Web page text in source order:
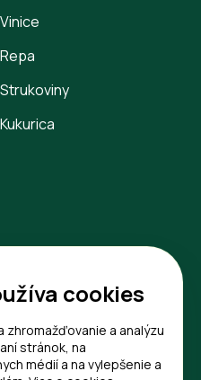
Vinice
Repa
Strukoviny
Kukurica
cookies
zhromažďovanie a analýzu
stránok, na
médií a na vylepšenie a